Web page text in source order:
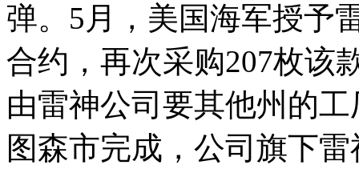
弹。5月，美国海军授予
合约，再次采购207枚该
由雷神公司要其他州的
图森市完成，公司旗下